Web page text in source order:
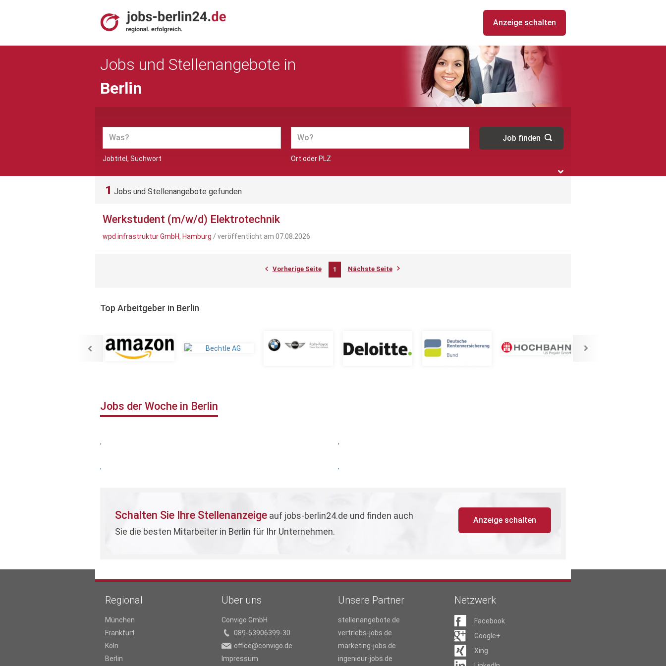
Anzeige schalten
Jobs und Stellenangebote in
Berlin
Jobtitel, Suchwort Ort oder PLZ
1 Jobs und Stellenangebote gefunden
Werkstudent (m/w/d) Elektrotechnik
wpd infrastruktur GmbH, Hamburg / veröffentlicht am 07.08.2026
Vorherige Seite 1 Nächste Seite
Top Arbeitgeber in Berlin
Jobs der Woche in Berlin
, ,
, ,
Schalten Sie Ihre Stellenanzeige auf jobs-berlin24.de und finden auch
Sie die besten Mitarbeiter in Berlin für Ihr Unternehmen.
Anzeige schalten
Regional
München
Frankfurt
Köln
Berlin
Über uns
Convigo GmbH
089-53906399-30
office@convigo.de
Impressum
Unsere Partner
stellenangebote.de
vertriebs-jobs.de
marketing-jobs.de
ingenieur-jobs.de
Netzwerk
Facebook
Google+
Xing